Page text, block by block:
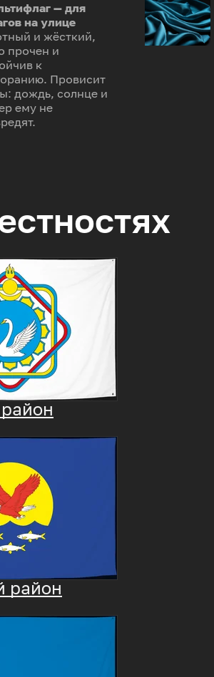
— для
на улице
и жёсткий,
прочен и
к
Провисит
дождь, солнце и
ему не
район